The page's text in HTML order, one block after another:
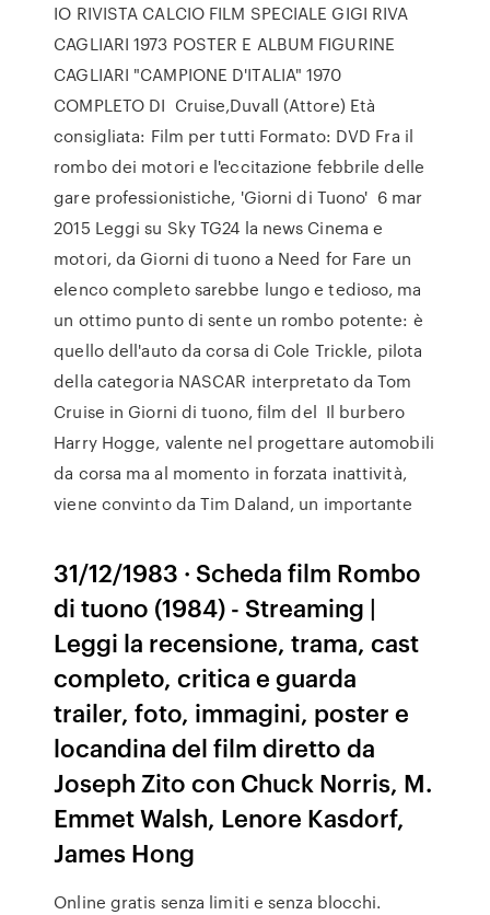
IO RIVISTA CALCIO FILM SPECIALE GIGI RIVA
CAGLIARI 1973 POSTER E ALBUM FIGURINE
CAGLIARI "CAMPIONE D'ITALIA" 1970
COMPLETO DI Cruise,Duvall (Attore) Età
consigliata: Film per tutti Formato: DVD Fra il
rombo dei motori e l'eccitazione febbrile delle
gare professionistiche, 'Giorni di Tuono' 6 mar
2015 Leggi su Sky TG24 la news Cinema e
motori, da Giorni di tuono a Need for Fare un
elenco completo sarebbe lungo e tedioso, ma
un ottimo punto di sente un rombo potente: è
quello dell'auto da corsa di Cole Trickle, pilota
della categoria NASCAR interpretato da Tom
Cruise in Giorni di tuono, film del Il burbero
Harry Hogge, valente nel progettare automobili
da corsa ma al momento in forzata inattività,
viene convinto da Tim Daland, un importante
31/12/1983 · Scheda film Rombo
di tuono (1984) - Streaming |
Leggi la recensione, trama, cast
completo, critica e guarda
trailer, foto, immagini, poster e
locandina del film diretto da
Joseph Zito con Chuck Norris, M.
Emmet Walsh, Lenore Kasdorf,
James Hong
Online gratis senza limiti e senza blocchi.